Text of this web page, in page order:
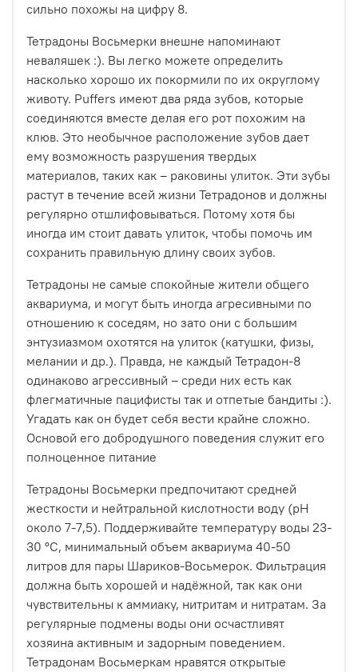
сильно похожы на цифру 8.
Тетрадоны Восьмерки внешне напоминают
неваляшек :). Вы легко можете определить
насколько хорошо их покормили по их округлому
животу. Puffers имеют два ряда зубов, которые
соединяются вместе делая его рот похожим на
клюв. Это необычное расположение зубов дает
ему возможность разрушения твердых
материалов, таких как – раковины улиток. Эти зубы
растут в течение всей жизни Тетрадонов и должны
регулярно отшлифовываться. Потому хотя бы
иногда им стоит давать улиток, чтобы помочь им
сохранить правильную длину своих зубов.
Тетрадоны не самые спокойные жители общего
аквариума, и могут быть иногда агресивными по
отношению к соседям, но зато они с большим
энтузиазмом охотятся на улиток (катушки, физы,
мелании и др.). Правда, не каждый Тетрадон-8
одинаково агрессивный – среди них есть как
флегматичные пацифисты так и отпетые бандиты :).
Угадать как он будет себя вести крайне сложно.
Основой его добродушного поведения служит его
полноценное питание
Тетрадоны Восьмерки предпочитают средней
жесткости и нейтральной кислотности воду (рН
около 7-7,5). Поддерживайте температуру воды 23-
30 °С, минимальный объем аквариума 40-50
литров для пары Шариков-Восьмерок. Фильтрация
должна быть хорошей и надёжной, так как они
чувствительны к аммиаку, нитритам и нитратам. За
регулярные подмены воды они осчастливят
хозяина активным и задорным поведением.
Тетрадонам Восьмеркам нравятся открытые